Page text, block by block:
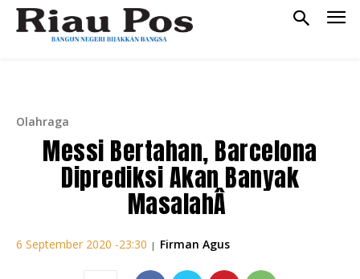
Olahraga
Messi Bertahan, Barcelona
Diprediksi Akan Banyak
MasalahÂ
6 September 2020 -23:30 | Firman Agus